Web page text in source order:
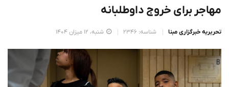
مهاجر برای خروج داوطلبانه
تحریریه خبرگزاری مبنا شناسه: 2346 شنبه، 12 میزان 1404